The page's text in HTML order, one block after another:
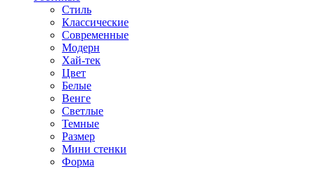
Стиль
Классические
Современные
Модерн
Хай-тек
Цвет
Белые
Венге
Светлые
Темные
Размер
Мини стенки
Форма